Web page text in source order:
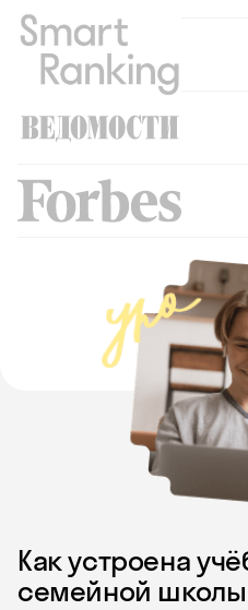
Как устроена
семейной школы